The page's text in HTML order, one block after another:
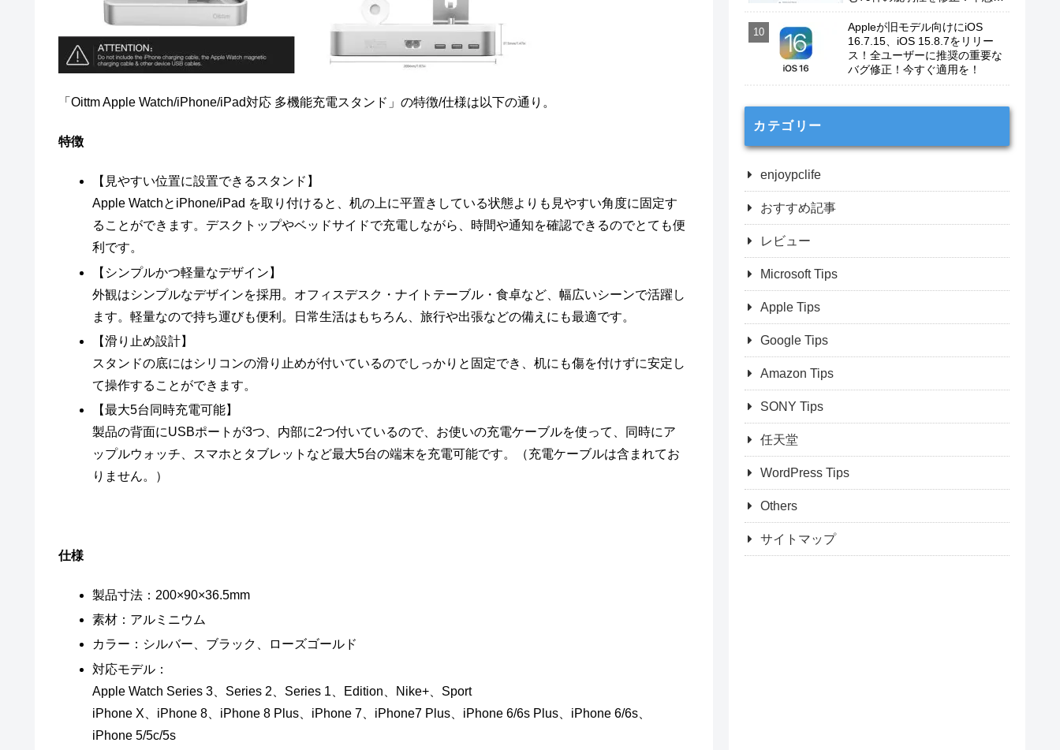
「Oittm Apple Watch/iPhone/iPad対応 多機能充電スタンド」の特徴/仕様は以下の通り。
特徴
【見やすい位置に設置できるスタンド】
Apple WatchとiPhone/iPad を取り付けると、机の上に平置きしている状態よりも見やすい角度に固定す
ることができます。デスクトップやベッドサイドで充電しながら、時間や通知を確認できるのでとても便
利です。
【シンプルかつ軽量なデザイン】
外観はシンプルなデザインを採用。オフィスデスク・ナイトテーブル・食卓など、幅広いシーンで活躍し
ます。軽量なので持ち運びも便利。日常生活はもちろん、旅行や出張などの備えにも最適です。
【滑り止め設計】
スタンドの底にはシリコンの滑り止めが付いているのでしっかりと固定でき、机にも傷を付けずに安定し
て操作することができます。
【最大5台同時充電可能】
製品の背面にUSBポートが3つ、内部に2つ付いているので、お使いの充電ケーブルを使って、同時にア
ップルウォッチ、スマホとタブレットなど最大5台の端末を充電可能です。（充電ケーブルは含まれてお
りません。）
仕様
製品寸法：200×90×36.5mm
素材：アルミニウム
カラー：シルバー、ブラック、ローズゴールド
対応モデル：
Apple Watch Series 3、Series 2、Series 1、Edition、Nike+、Sport
iPhone X、iPhone 8、iPhone 8 Plus、iPhone 7、iPhone7 Plus、iPhone 6/6s Plus、iPhone 6/6s、
iPhone 5/5c/5s
Appleが旧モデル向けにiOS
16.7.15、iOS 15.8.7をリリー
ス！全ユーザーに推奨の重要な
バグ修正！今すぐ適用を！
カテゴリー
enjoypclife
おすすめ記事
レビュー
Microsoft Tips
Apple Tips
Google Tips
Amazon Tips
SONY Tips
任天堂
WordPress Tips
Others
サイトマップ